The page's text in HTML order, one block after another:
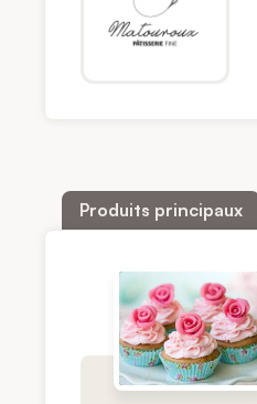
Produits principaux